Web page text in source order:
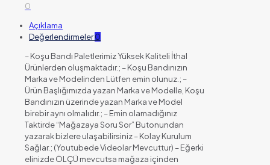
0
Açıklama
Değerlendirmeler0
– Koşu Bandı Paletlerimiz Yüksek Kaliteli İthal
Ürünlerden oluşmaktadır.; – Koşu Bandınızın
Marka ve Modelinden Lütfen emin olunuz.; –
Ürün Başlığımızda yazan Marka ve Modelle, Koşu
Bandınızın üzerinde yazan Marka ve Model
birebir aynı olmalıdır.; – Emin olamadığınız
Taktirde “Mağazaya Soru Sor” Butonundan
yazarak bizlere ulaşabilirsiniz – Kolay Kurulum
Sağlar.; (Youtubede Videolar Mevcuttur) – Eğerki
elinizde ÖLÇÜ mevcutsa mağaza içinden